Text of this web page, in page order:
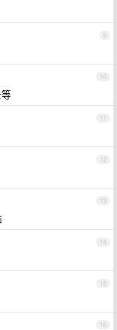
9
10
11
12
13
14
15
16